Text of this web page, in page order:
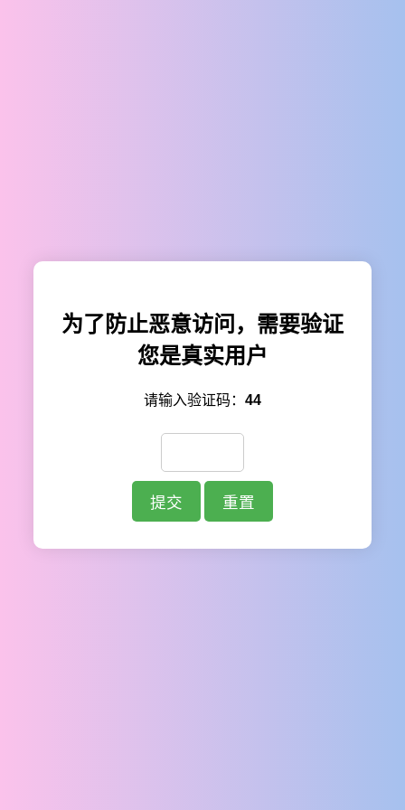
为了防止恶意访问，需要验证
您是真实用户
请输入验证码： 44
提交 重置